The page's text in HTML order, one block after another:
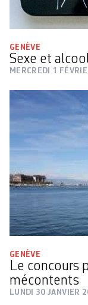
GENÈVE
Sexe et
MERCREDI 1
GENÈVE
Le concours
mécontents
LUNDI 30 JANVIER